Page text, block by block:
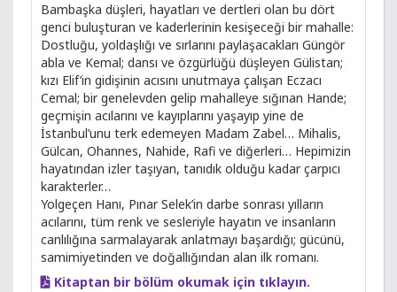
Bambaşka düşleri, hayatları ve dertleri olan bu dört
genci buluşturan ve kaderlerinin kesişeceği bir mahalle:
Dostluğu, yoldaşlığı ve sırlarını paylaşacakları Güngör
abla ve Kemal; dansı ve özgürlüğü düşleyen Gülistan;
kızı Elif’in gidişinin acısını unutmaya çalışan Eczacı
Cemal; bir genelevden gelip mahalleye sığınan Hande;
geçmişin acılarını ve kayıplarını yaşayıp yine de
İstanbul’unu terk edemeyen Madam Zabel… Mihalis,
Gülcan, Ohannes, Nahide, Rafi ve diğerleri… Hepimizin
hayatından izler taşıyan, tanıdık olduğu kadar çarpıcı
karakterler…
Yolgeçen Hanı, Pınar Selek’in darbe sonrası yılların
acılarını, tüm renk ve sesleriyle hayatın ve insanların
canlılığına sarmalayarak anlatmayı başardığı; gücünü,
samimiyetinden ve doğallığından alan ilk romanı.
Kitaptan bir bölüm okumak için tıklayın.